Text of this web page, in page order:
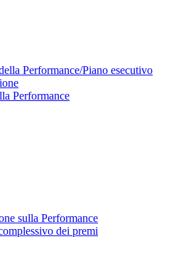
Performance/Piano esecutivo
Performance
sulla Performance
dei premi